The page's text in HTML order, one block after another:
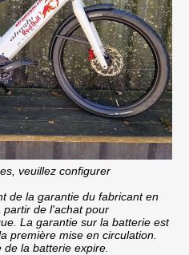
veuillez configurer
de la garantie du fabricant en
partir de l'achat pour
La garantie sur la batterie est
première mise en circulation.
la batterie expire.